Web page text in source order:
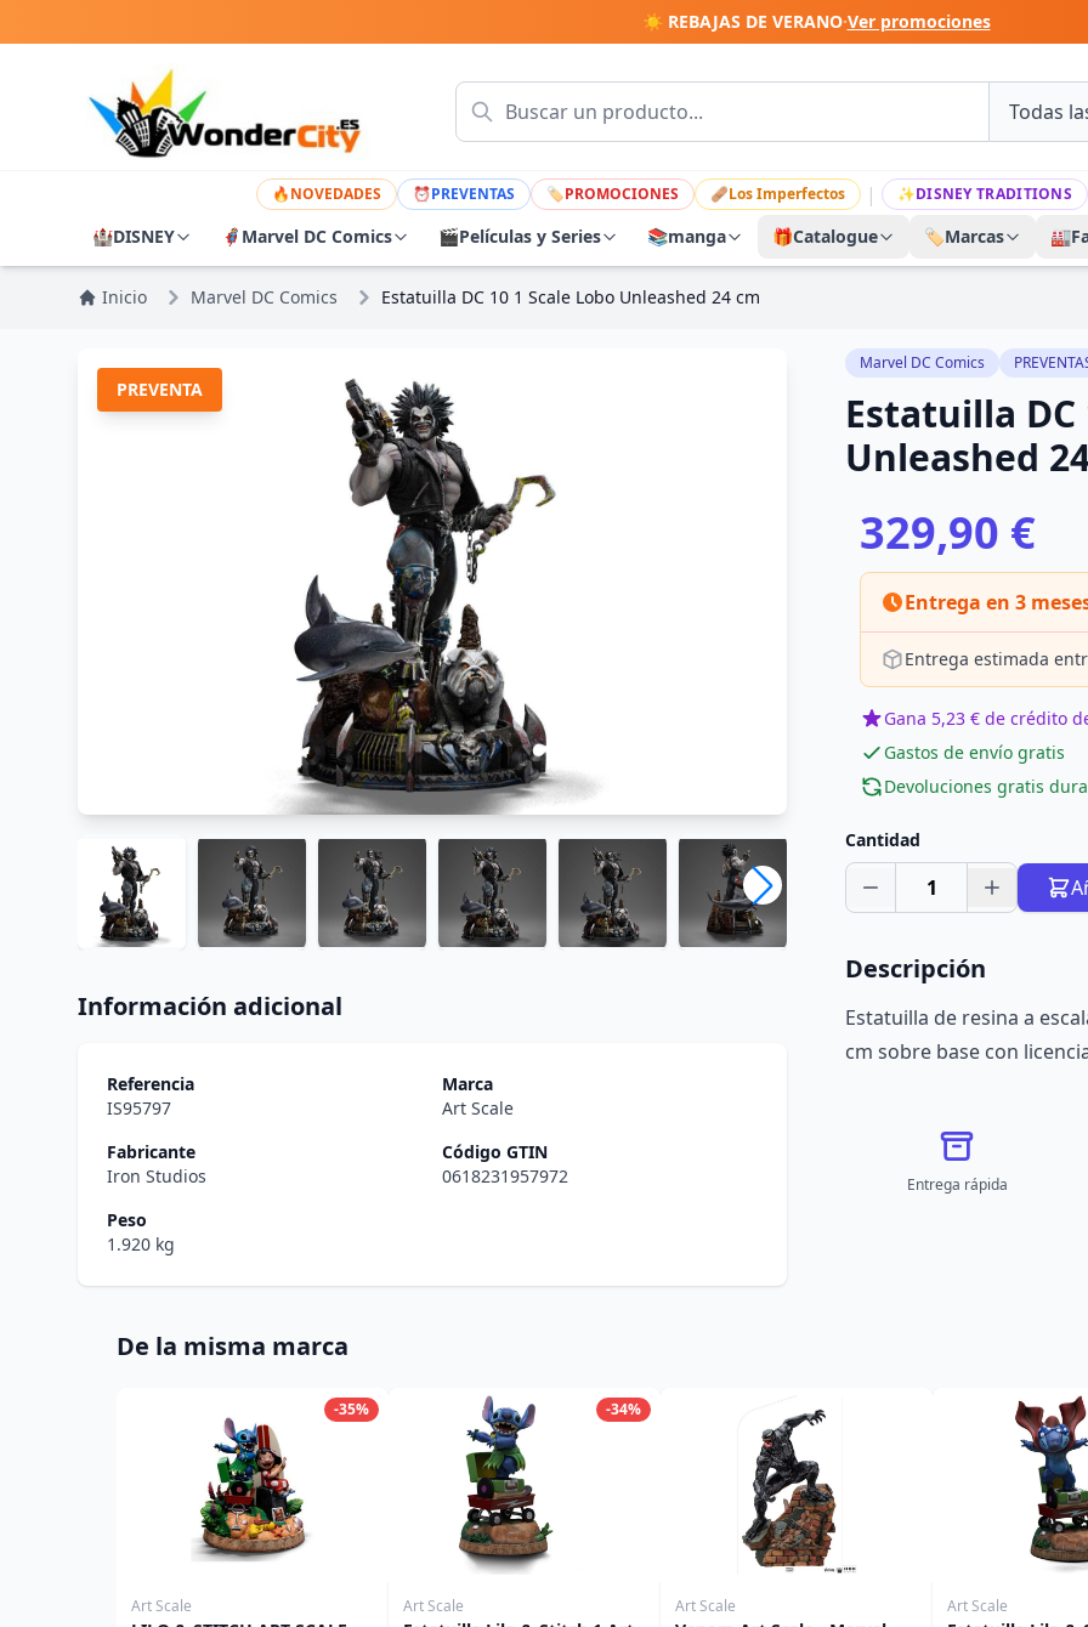
☀️ REBAJAS DE VERANO·Ver promociones
🔥NOVEDADES ⏰PREVENTAS 🏷PROMOCIONES 🩹Los Imperfectos | ✨DISNEY TRADITIONS
🏰DISNEY 🦸 Marvel DC Comics 🎬Películas y Series 📚manga 🎁Catalogue 🏷️Marcas 🏭
Inicio Marvel DC Comics Estatuilla DC 10 1 Scale Lobo Unleashed 24 cm
PREVENTA
Información adicional
Referencia
IS95797
Marca
Art Scale
Fabricante
Iron Studios
Código GTIN
0618231957972
Peso
1.920 kg
Marvel DC Comics
Estatuilla DC
Unleashed
329,90 €
Entrega en 3
Entrega estimada
Gana 5,23 € de crédito
Gastos de envío gratis
Devoluciones gratis
Cantidad
1
Descripción
Estatuilla de resina a
cm sobre base con
Entrega rápida
De la misma marca
-35%
Art Scale
-34%
Art Scale Art Scale Art Scale